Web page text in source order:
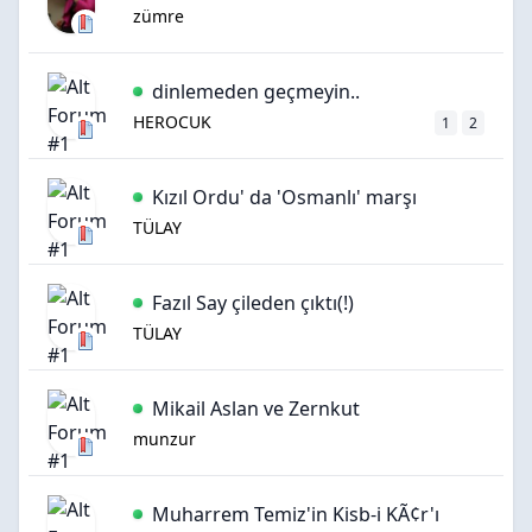
zümre
dinlemeden geçmeyin..
HEROCUK 1 2
Kızıl Ordu' da 'Osmanlı' marşı
TÜLAY
Fazıl Say çileden çıktı(!)
TÜLAY
Mikail Aslan ve Zernkut
munzur
Muharrem Temiz'in Kisb-i KÃ¢r'ı